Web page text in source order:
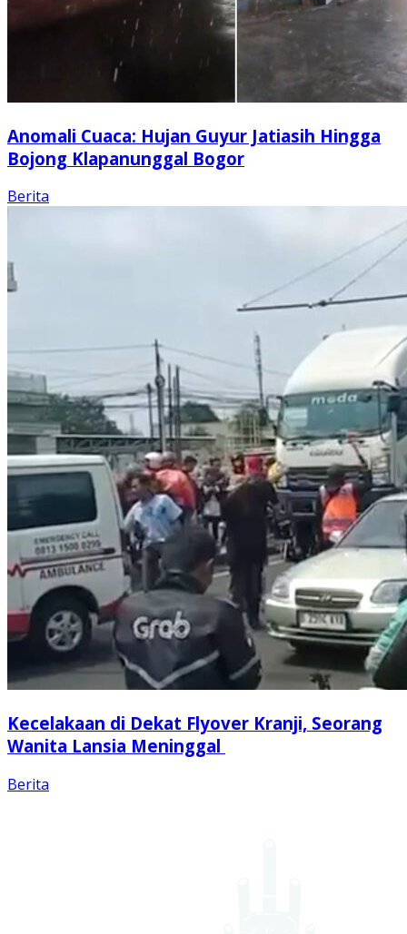
Anomali Cuaca: Hujan Guyur Jatiasih Hingga
Bojong Klapanunggal Bogor
Berita
Kecelakaan di Dekat Flyover Kranji, Seorang
Wanita Lansia Meninggal
Berita